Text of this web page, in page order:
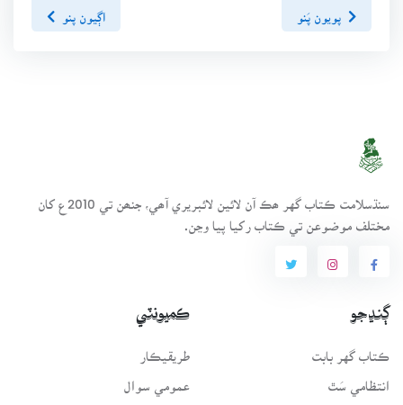
اڳيون پنو
سنڌسلامت ڪتاب گهر ھڪ آن لائين لائبريري آھي، جنھن تي 2010ع کان
مختلف موضوعن تي ڪتاب رکيا پيا وڃن.
ڳنڍجو
ڪتاب گهر بابت
انتظامي سَٿ
ڪميونٽي
طريقيڪار
عمومي سوال